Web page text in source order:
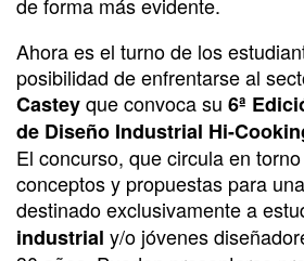
Ahora es el turno de los
posibilidad de enfrentarse al
Casteyque convoca su 6ª
de Diseño Industrial Hi-
El concurso, que circula en
conceptos y propuestas para
destinado exclusivamente a
industrial y/o jóvenes